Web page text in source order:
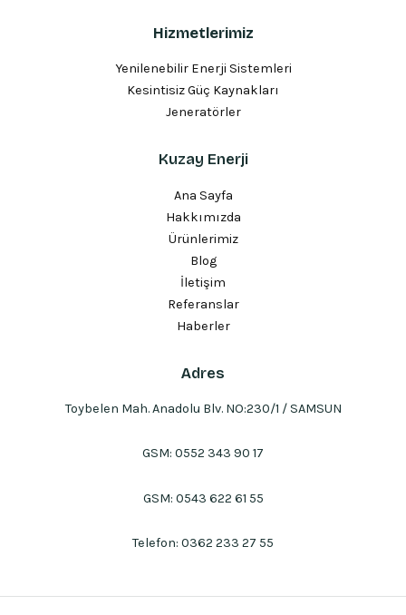
Hizmetlerimiz
Yenilenebilir Enerji Sistemleri
Kesintisiz Güç Kaynakları
Jeneratörler
Kuzay Enerji
Ana Sayfa
Hakkımızda
Ürünlerimiz
Blog
İletişim
Referanslar
Haberler
Adres
Toybelen Mah. Anadolu Blv. NO:230/1 / SAMSUN
GSM: 0552 343 90 17
GSM: 0543 622 61 55
Telefon: 0362 233 27 55